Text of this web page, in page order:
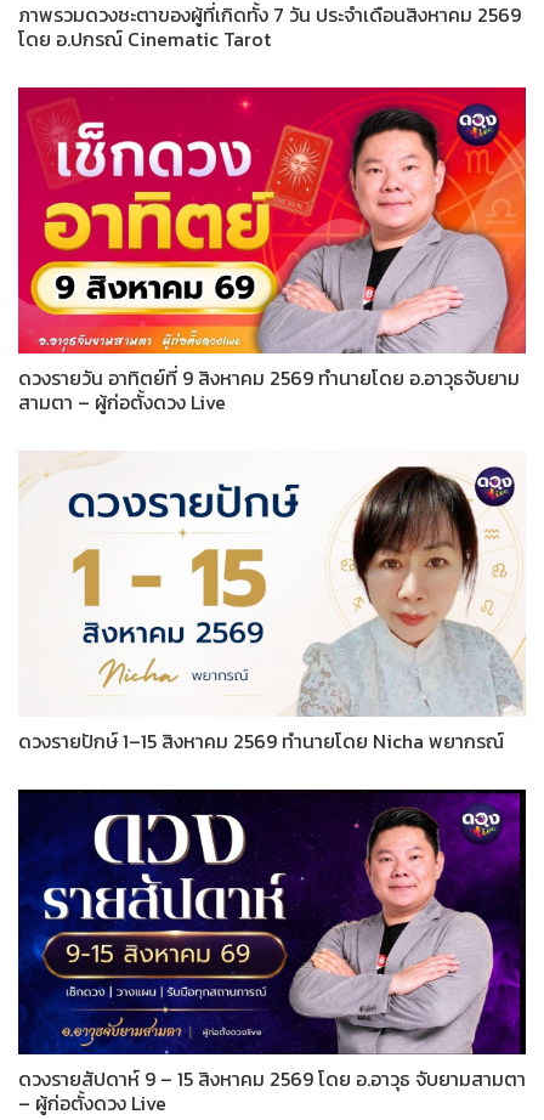
ภาพรวมดวงชะตาของผู้ที่เกิดทั้ง 7 วัน ประจำเดือนสิงหาคม 2569
โดย อ.ปกรณ์ Cinematic Tarot
ดวงรายวัน อาทิตย์ที่ 9 สิงหาคม 2569 ทำนายโดย อ.อาวุธจับยาม
สามตา – ผู้ก่อตั้งดวง Live
ดวงรายปักษ์ 1–15 สิงหาคม 2569 ทำนายโดย Nicha พยากรณ์
ดวงรายสัปดาห์ 9 – 15 สิงหาคม 2569 โดย อ.อาวุธ จับยามสามตา
– ผู้ก่อตั้งดวง Live